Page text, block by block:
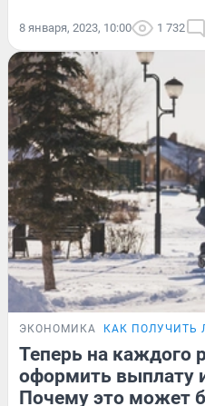
8 января, 2023, 10:00 1 732
ЭКОНОМИКА КАК ПОЛУЧИТЬ
Теперь на каждого
оформить выплату
Почему это может